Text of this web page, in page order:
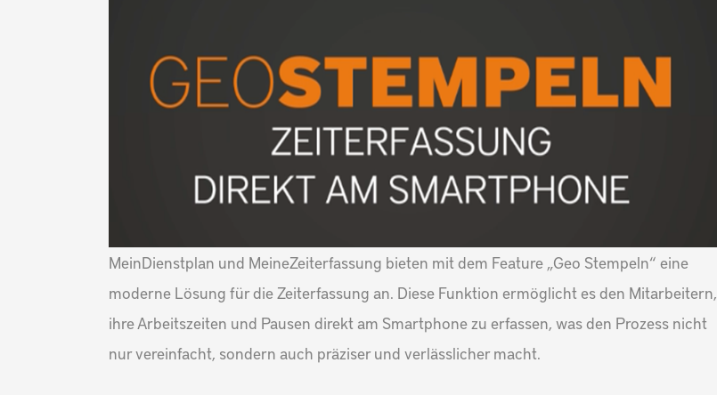
MeinDienstplan und MeineZeiterfassung bieten mit dem Feature „Geo Stempeln“ eine
moderne Lösung für die Zeiterfassung an. Diese Funktion ermöglicht es den Mitarbeitern,
ihre Arbeitszeiten und Pausen direkt am Smartphone zu erfassen, was den Prozess nicht
nur vereinfacht, sondern auch präziser und verlässlicher macht.